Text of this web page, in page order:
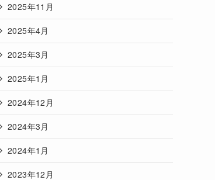
2025年11月
2025年4月
2025年3月
2025年1月
2024年12月
2024年3月
2024年1月
2023年12月